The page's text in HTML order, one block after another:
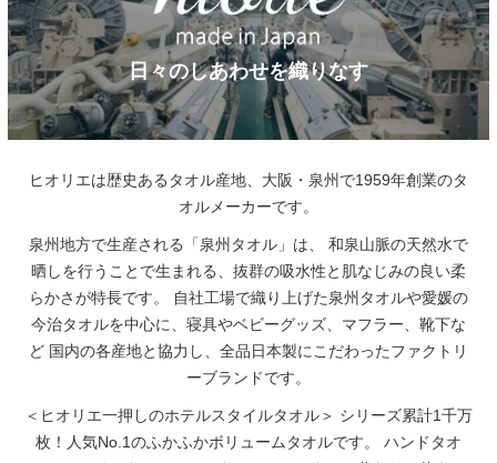
日々のしあわせを織りなす
ヒオリエは歴史あるタオル産地、大阪・泉州で1959年創業のタ
オルメーカーです。
泉州地方で生産される「泉州タオル」は、
和泉山脈の天然水で
晒しを行うことで生まれる、抜群の吸水性と肌なじみの良い柔
らかさが特長です。
自社工場で織り上げた泉州タオルや愛媛の
今治タオルを中心に、寝具やベビーグッズ、マフラー、靴下な
ど 国内の各産地と協力し、全品日本製にこだわったファクトリ
ーブランドです。
＜ヒオリエ一押しのホテルスタイルタオル＞ シリーズ累計1千万
枚！人気No.1のふかふかボリュームタオルです。
ハンドタオ